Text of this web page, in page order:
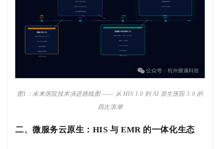
图1：未来医院技术演进路线图 —— 从 HIS 1.0 到 AI 原生医院 3.0 的
四次浪潮
二、微服务云原生：HIS 与 EMR 的一体化生态